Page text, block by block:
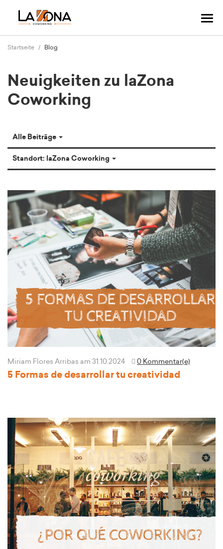
Startseite Blog
Neuigkeiten zu laZona
Coworking
Alle Beiträge
Standort: laZona Coworking
Miriam Flores Arribas am 31.10.2024 0 Kommentar(e)
5 Formas de desarrollar tu creatividad